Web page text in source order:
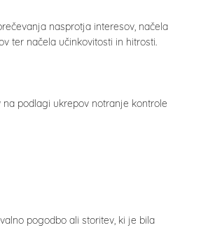
nasprotja interesov, načela
ter načela učinkovitosti in hitrosti.
podlagi ukrepov notranje kontrole
pogodbo ali storitev, ki je bila